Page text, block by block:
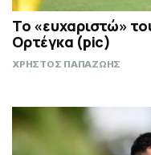
Το «ευχαριστώ»
Ορτέγκα (pic)
ΧΡΗΣΤΟΣ ΠΑΠΑΖΩΗΣ